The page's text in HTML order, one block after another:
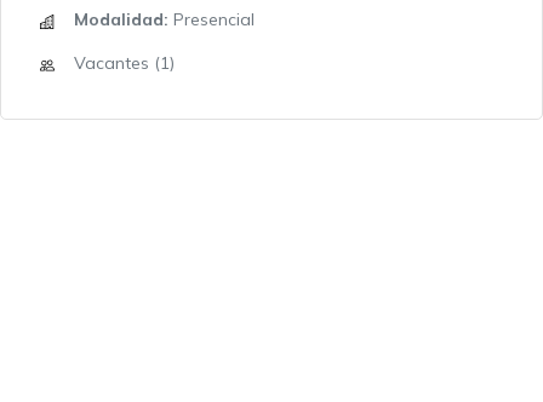
Modalidad: Presencial
Vacantes (1)